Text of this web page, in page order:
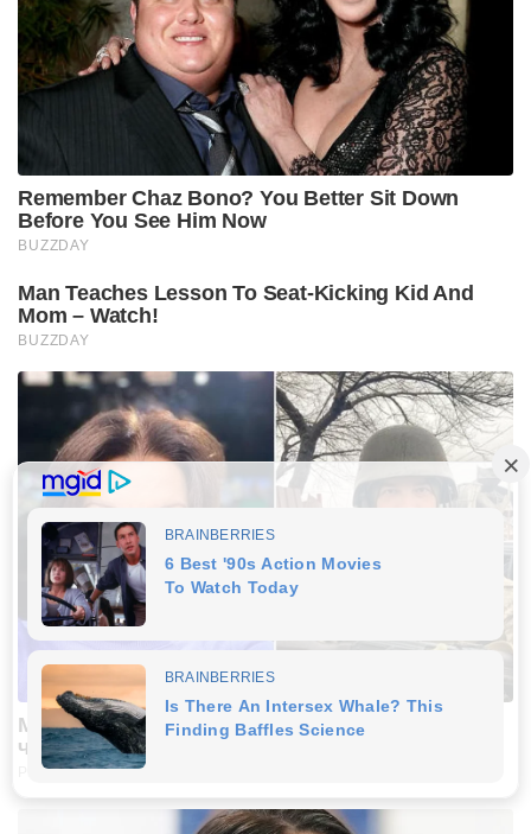
Remember Chaz Bono? You Better Sit Down
Before You See Him Now
BUZZDAY
Man Teaches Lesson To Seat-Kicking Kid And
Mom – Watch!
BUZZDAY
Марічка Падалко розповіла про скандал із
чоловіком-військовим після його повернення
PROZORO